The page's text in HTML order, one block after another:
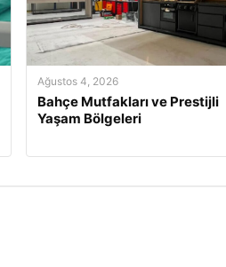
Ağustos 4, 2026
Bahçe Mutfakları ve Prestijli
Yaşam Bölgeleri